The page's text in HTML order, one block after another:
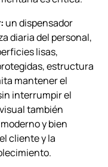
un dispensador
diaria del personal,
lisas,
estructura
mantener el
interrumpir el
también
y bien
cliente y la